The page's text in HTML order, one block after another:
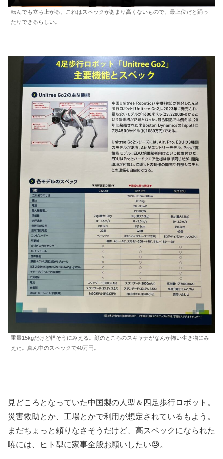
転んでも立ち上がる。これはスペックがあまり高くないもので、最上位だと踊っ
たりできるらしい。
重量15kgだけど軽そうにみえる。顔のところのスキャナがなんか怖い生き物にみ
えた。真ん中のスペックで40万円。
見どころとなっていた中国製の人型＆四足歩行ロボット。
災害救助とか、工場とかで利用が想定されているもよう。
まだちょっと頼りなさそうだけど、高スペックになられた
暁には、ヒト型に家事全般お願いしたい😓。